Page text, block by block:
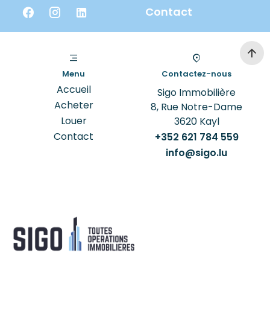
Contact
Menu
Accueil
Acheter
Louer
Contact
Contactez-nous
Sigo Immobilière
8, Rue Notre-Dame
3620Kayl
+352 621 784 559
info@sigo.lu